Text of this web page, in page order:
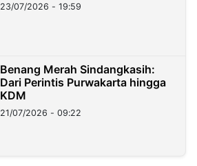
23/07/2026 - 19:59
Benang Merah Sindangkasih:
Dari Perintis Purwakarta hingga
KDM
21/07/2026 - 09:22